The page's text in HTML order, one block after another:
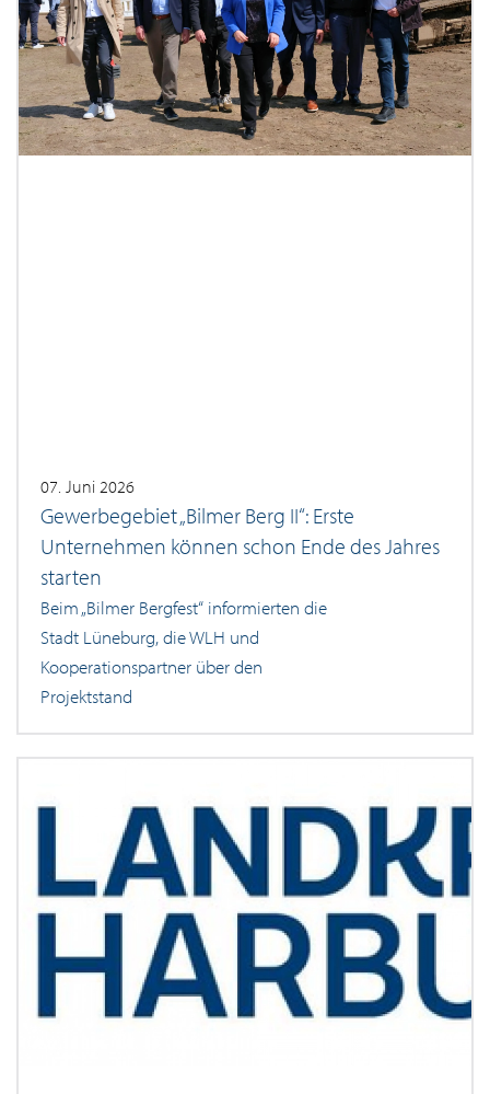
07. Juni 2026
Gewerbegebiet „Bilmer Berg II“: Erste
Unternehmen können schon Ende des Jahres
starten
Beim „Bilmer Bergfest“ informierten die
Stadt Lüneburg, die WLH und
Kooperationspartner über den
Projektstand